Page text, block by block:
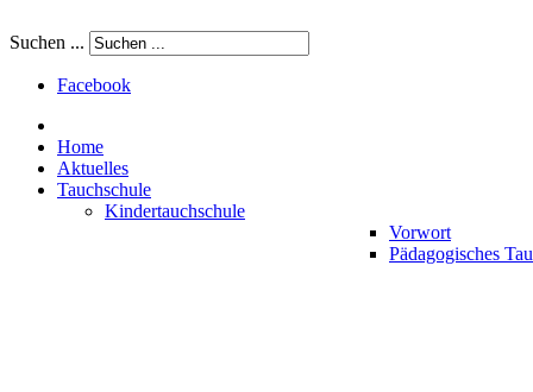
Suchen ...
Facebook
Home
Aktuelles
Tauchschule
Kindertauchschule
Vorwort
Pädagogisches